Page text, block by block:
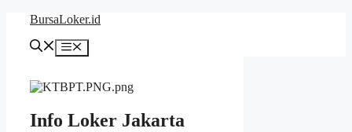
Langsung
BursaLoker.id
Menu
Info Loker Jakarta